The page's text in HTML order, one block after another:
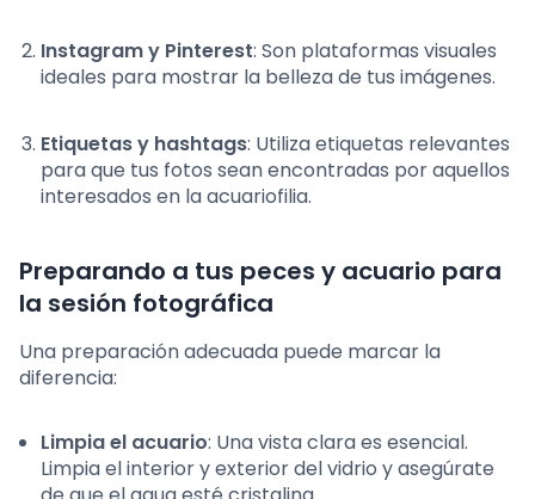
Instagram y Pinterest: Son plataformas visuales
ideales para mostrar la belleza de tus imágenes.
Etiquetas y hashtags: Utiliza etiquetas relevantes
para que tus fotos sean encontradas por aquellos
interesados en la acuariofilia.
Preparando a tus peces y acuario para
la sesión fotográfica
Una preparación adecuada puede marcar la
diferencia:
Limpia el acuario: Una vista clara es esencial.
Limpia el interior y exterior del vidrio y asegúrate